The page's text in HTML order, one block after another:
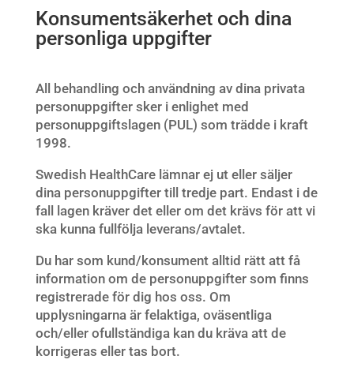
Konsumentsäkerhet och dina
personliga uppgifter
All behandling och användning av dina privata
personuppgifter sker i enlighet med
personuppgiftslagen (PUL) som trädde i kraft
1998.
Swedish HealthCare lämnar ej ut eller säljer
dina personuppgifter till tredje part. Endast i de
fall lagen kräver det eller om det krävs för att vi
ska kunna fullfölja leverans/avtalet.
Du har som kund/konsument alltid rätt att få
information om de personuppgifter som finns
registrerade för dig hos oss. Om
upplysningarna är felaktiga, oväsentliga
och/eller ofullständiga kan du kräva att de
korrigeras eller tas bort.